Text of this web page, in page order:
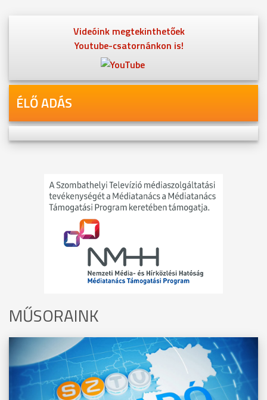
Videóink megtekinthetőek
Youtube-csatornánkon is!
ÉLŐ ADÁS
MŰSORAINK